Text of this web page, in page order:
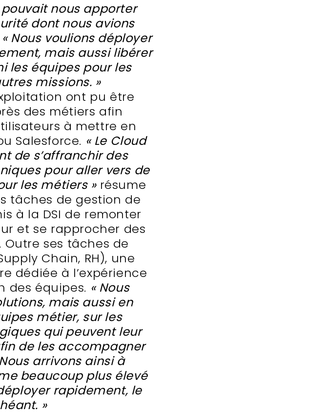
nous apporter
dont nous avions
« Nous voulions déployer
mais aussi libérer
les équipes pour les
missions. »
ont pu être
des métiers afin
à mettre en
Salesforce. « Le Cloud
de s’affranchir des
pour aller vers de
les métiers » résume
tâches de gestion de
à la DSI de remonter
et se rapprocher des
Outre ses tâches de
Chain, RH), une
dédiée à l’expérience
des équipes. « Nous
mais aussi en
métier, sur les
qui peuvent leur
de les accompagner
arrivons ainsi à
beaucoup plus élevé
rapidement, le
»